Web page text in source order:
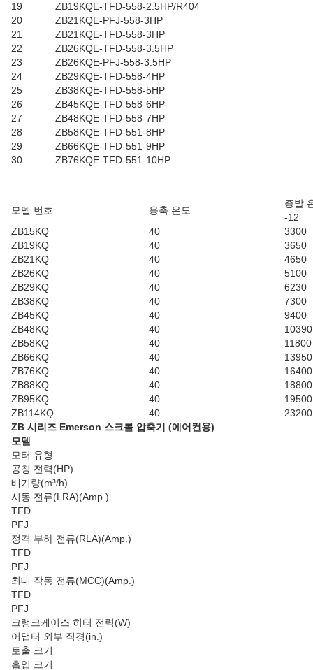
19
ZB19KQE-TFD-558-2.5HP/R404
20
ZB21KQE-PFJ-558-3HP
21
ZB21KQE-TFD-558-3HP
22
ZB26KQE-TFD-558-3.5HP
23
ZB26KQE-PFJ-558-3.5HP
24
ZB29KQE-TFD-558-4HP
25
ZB38KQE-TFD-558-5HP
26
ZB45KQE-TFD-558-6HP
27
ZB48KQE-TFD-558-7HP
28
ZB58KQE-TFD-551-8HP
29
ZB66KQE-TFD-551-9HP
30
ZB76KQE-TFD-551-10HP
모델 번호 응축 온도
증발
-12
ZB15KQ
40
3300
ZB19KQ
40
3650
ZB21KQ
40
4650
ZB26KQ
40
5100
ZB29KQ
40
6230
ZB38KQ
40
7300
ZB45KQ
40
9400
ZB48KQ
40
10390
ZB58KQ
40
11800
ZB66KQ
40
13950
ZB76KQ
40
16400
ZB88KQ
40
18800
ZB95KQ
40
19500
ZB114KQ
40
23200
ZB 시리즈 Emerson 스크롤 압축기 (에어컨용)
모델
모터 유형
공칭 전력(HP)
배기량(m³/h)
시동 전류(LRA)(Amp.)
TFD
PFJ
정격 부하 전류(RLA)(Amp.)
TFD
PFJ
최대 작동 전류(MCC)(Amp.)
TFD
PFJ
크랭크케이스 히터 전력(W)
어댑터 외부 직경(in.)
토출 크기
흡입 크기